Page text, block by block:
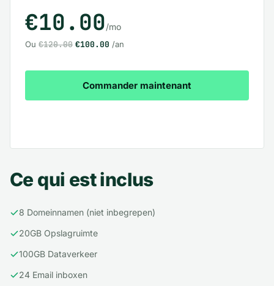
Ce qui est inclus
8 Domeinnamen (niet inbegrepen)
20GB Opslagruimte
100GB Dataverkeer
24 Email inboxen
€10.00/mo
Ou €120.00 €100.00 /an
Commander maintenant